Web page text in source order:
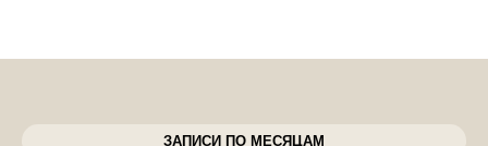
ЗАПИСИ ПО МЕСЯЦАМ